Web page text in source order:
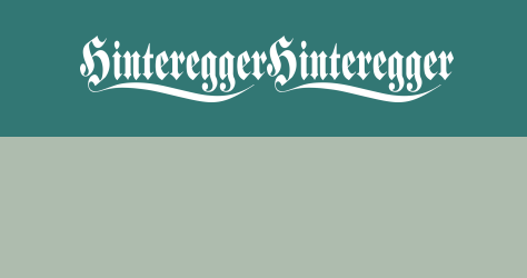
Skip to main content